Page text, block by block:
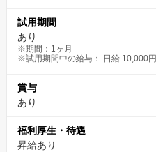
試用期間
あり
※期間：1ヶ月
※試用期間中の給与： 日給 10,000円
賞与
あり
福利厚生・待遇
昇給あり